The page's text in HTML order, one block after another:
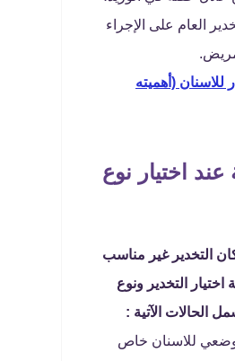
العام على الإجراء
للاسنان (أهميته
اختيار نوع
التخدير غير مناسب
التخدير ونوع
الحالات الآتية :
موضعي للاسنان خاص